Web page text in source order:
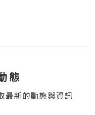
態
最新的動態與資訊